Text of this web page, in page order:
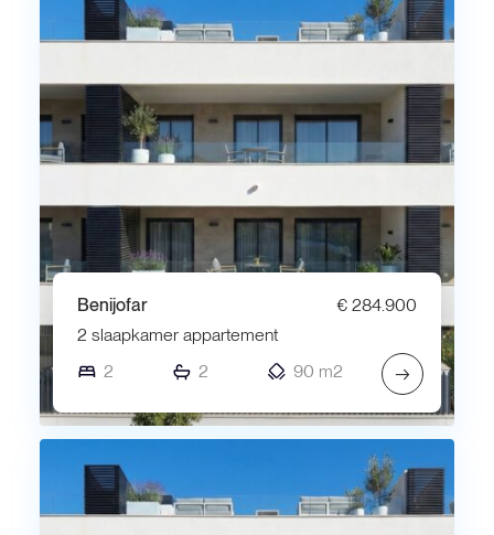
Benijofar
€ 284.900
2 slaapkamer appartement
2
2 90 m2 →